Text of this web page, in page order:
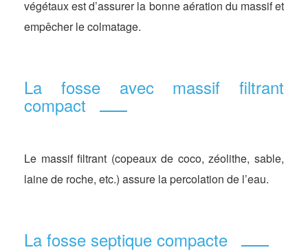
végétaux est d’assurer la bonne aération du massif et
empêcher le colmatage.
La fosse avec massif filtrant
compact
Le massif filtrant (copeaux de coco, zéolithe, sable,
laine de roche, etc.) assure la percolation de l’eau.
La fosse septique compacte